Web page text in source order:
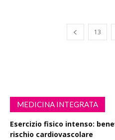
13
MEDICINA INTEGRATA
Esercizio fisico intenso:
rischio cardiovascolare